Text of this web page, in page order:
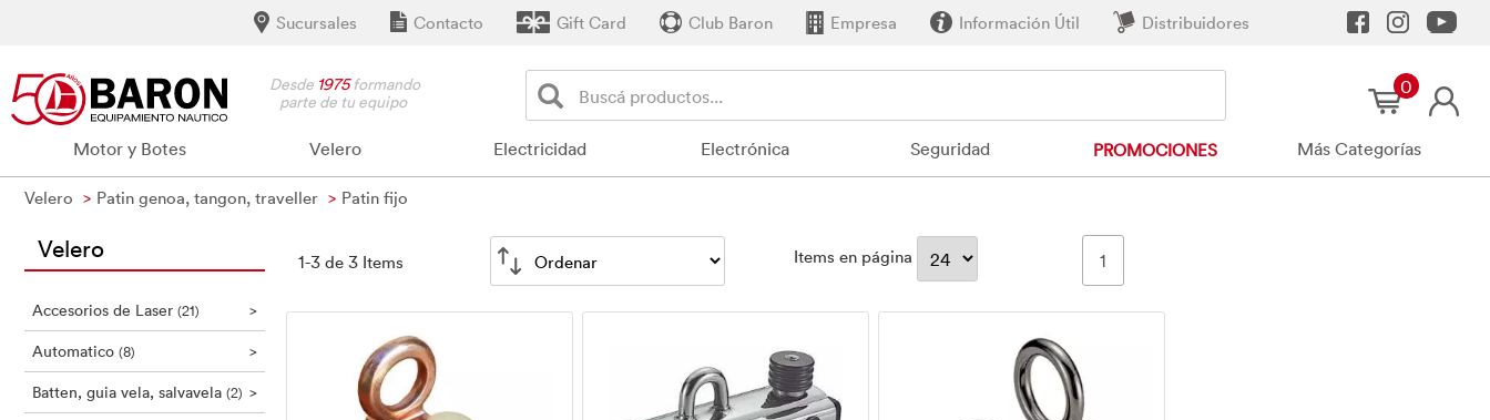
Distribuidores
Información Útil
Empresa
Club Baron
Gift Card
Contacto
Sucursales
Desde 1975formando
parte de tu equipo
0
Motor y Botes Velero Electricidad Electrónica Seguridad PROMOCIONES Más Categorías
Velero Patin genoa, tangon, traveller Patin fijo
Velero
>
Accesorios de Laser (21)
>
Automatico (8)
>
Batten, guia vela, salvavela (2)
1-3 de 3 Items Items en página 1